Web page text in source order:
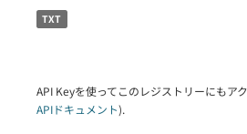
TXT
API Keyを使ってこのレジストリーにもア
APIドキュメント).